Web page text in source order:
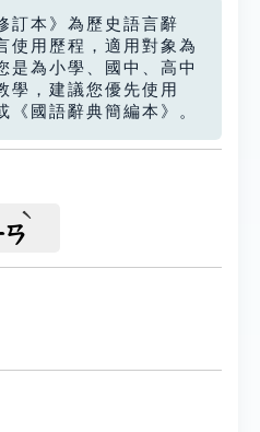
訂本》為歷史語言辭
使用歷程，適用對象為
是為小學、國中、高中
學，建議您優先使用
《國語辭典簡編本》。
ㄢ